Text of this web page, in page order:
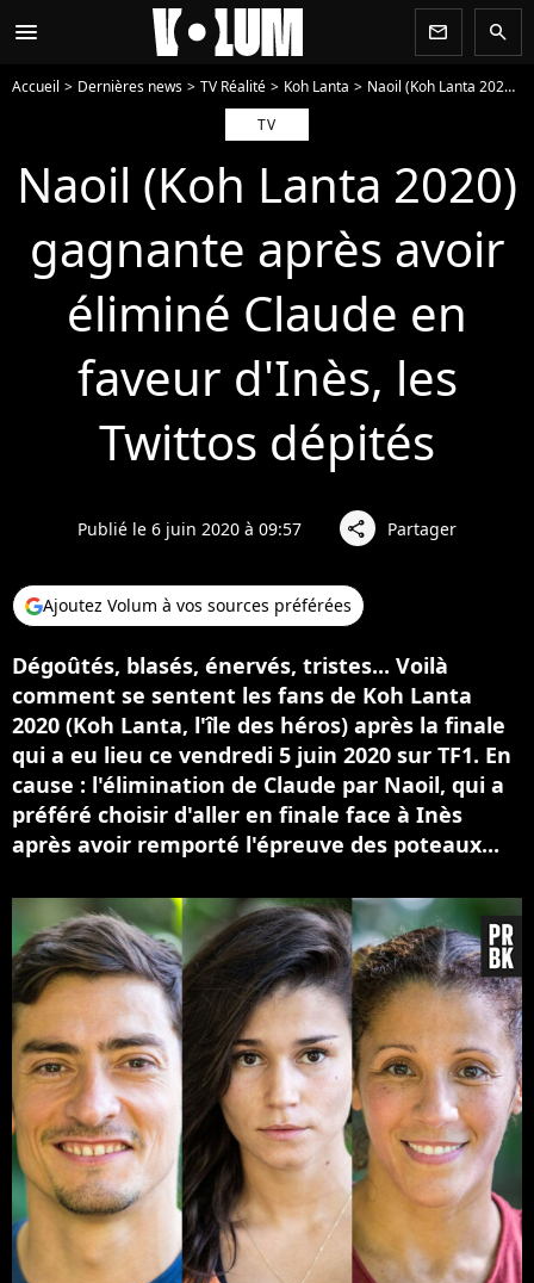
menu newsletter search
Accueil Dernières news TV Réalité Koh Lanta
Naoil (Koh Lanta 2020) gagnante après avoir éliminé Claude en faveur d'Inès, les Twittos dépités
TV
Naoil (Koh Lanta 2020)
gagnante après avoir
éliminé Claude en
faveur d'Inès, les
Twittos dépités
Publié le 6 juin 2020 à 09:57 share Partager
Ajoutez Volum à vos sources préférées
Dégoûtés, blasés, énervés, tristes... Voilà
comment se sentent les fans de Koh Lanta
2020 (Koh Lanta, l'île des héros) après la finale
qui a eu lieu ce vendredi 5 juin 2020 sur TF1. En
cause : l'élimination de Claude par Naoil, qui a
préféré choisir d'aller en finale face à Inès
après avoir remporté l'épreuve des poteaux...